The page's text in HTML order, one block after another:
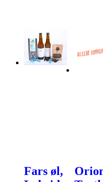
Fars øl,